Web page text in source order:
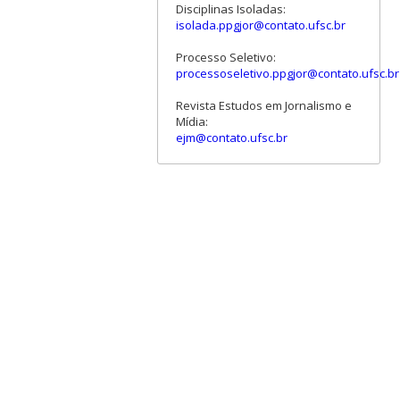
Disciplinas Isoladas:
isolada.ppgjor@contato.ufsc.br
Processo Seletivo:
processoseletivo.ppgjor@contato.ufsc.br
Revista Estudos em Jornalismo e
Mídia:
ejm@contato.ufsc.br